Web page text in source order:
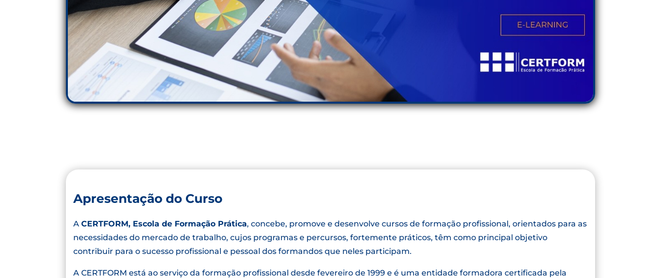
Apresentação do Curso
ACERTFORM, Escola de Formação Prática, concebe, promove e desenvolve cursos de formação profissional, orientados para as
necessidades do mercado de trabalho, cujos programas e percursos, fortemente práticos, têm como principal objetivo
contribuir para o sucesso profissional e pessoal dos formandos que neles participam.
A CERTFORM está ao serviço da formação profissional desde fevereiro de 1999 e é uma entidade formadora certificada pela